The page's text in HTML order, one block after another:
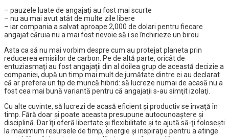
– pauzele luate de angajaţi au fost mai scurte
– nu au mai avut atât de multe zile libere
– iar compania a salvat aproape 2,000 de dolari pentru fiecare
angajat căruia nu a mai fost nevoie să i se închirieze un birou
Asta ca să nu mai vorbim despre cum au protejat planeta prin
reducerea emisiilor de carbon. Pe de altă parte, oricât de
entuziasmaţi au fost angajaţii din al doilea grup de această decizie a
companiei, după un timp mai mult de jumătate dintre ei au declarat
că ar prefera un tip de muncă hibrid: să lucreze numai de acasă nu a
fost cea mai bună variantă pentru că angajaţii s-au simţit izolaţi.
Cu alte cuvinte, să lucrezi de acasă eficient şi productiv se învaţă în
timp. Fără doar şi poate aceasta presupune autocunoaştere şi
disciplină. Dar îţi oferă libertate şi flexibilitate şi te ajută să-ţi foloseşti
la maximum resursele de timp, energie şi inspiraţie pentru a atinge